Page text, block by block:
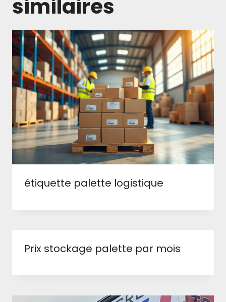
similaires
étiquette palette logistique
Prix stockage palette par mois